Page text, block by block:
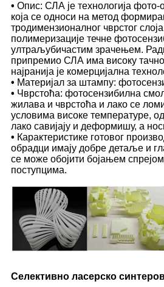
• Опис: СЛА је технологија
која се односи на метод
тродимензионалног чврстог
полимеризације течне
ултраљубичастим зрачењем.
припремио СЛА има високу
најранија је комерцијална
• Материјал за штампу:
• Чврстоћа: фотосензибилна
жилава и чврстоћа и лако се
условима високе температуре,
лако савијају и деформишу, а
• Карактеристике готовог
обрадци имају добре детаље и
се може обојити бојањем
поступцима.
Селективно ласерско